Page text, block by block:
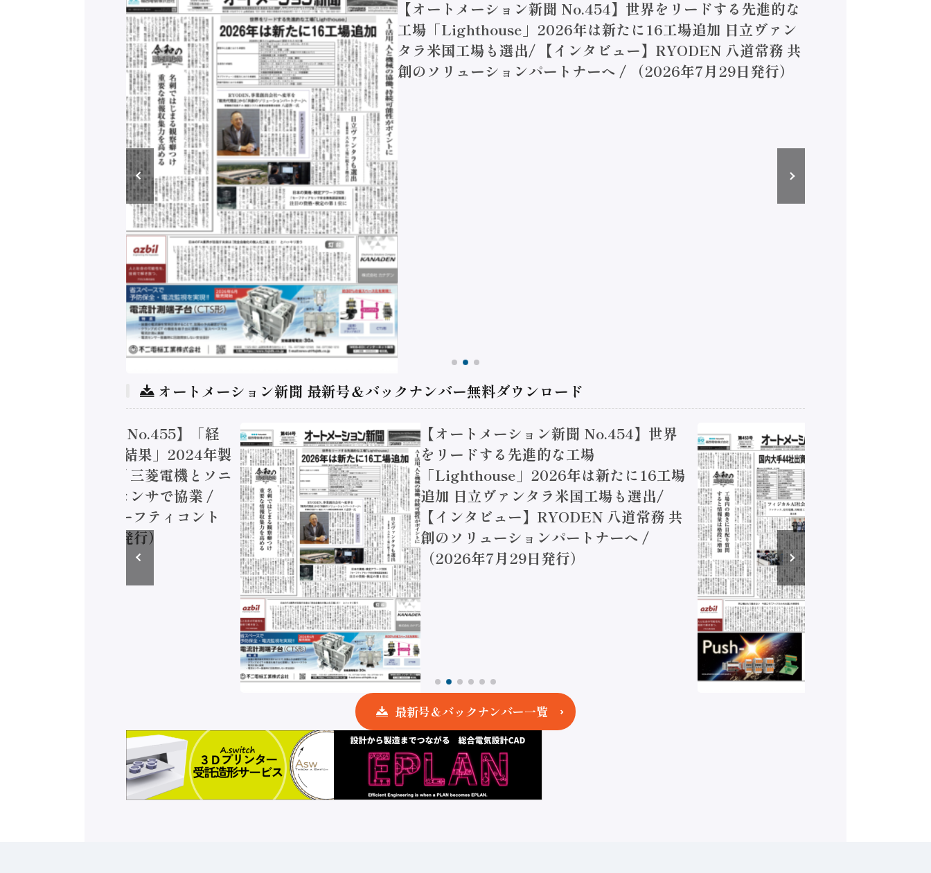
【オートメーション新聞 No.454】世界をリードする先進的な
工場「Lighthouse」2026年は新たに16工場追加 日立ヴァン
タラ米国工場も選出/ 【インタビュー】RYODEN 八道常務 共
創のソリューションパートナーへ / （2026年7月29日発行）
オートメーション新聞 最新号＆バックナンバー無料ダウンロード
ーション新聞 No.455】「経
調査二次集計結果」2024年製
値額86兆円 / 三菱電機とソニ
AIビジョンセンサで協業 /
全に動かすセーフティコント
年8月5日発行）
【オートメーション新聞 No.454】世界
をリードする先進的な工場
「Lighthouse」2026年は新たに16工場
追加 日立ヴァンタラ米国工場も選出/
【インタビュー】RYODEN 八道常務 共
創のソリューションパートナーへ /
（2026年7月29日発行）
最新号＆バックナンバー一覧